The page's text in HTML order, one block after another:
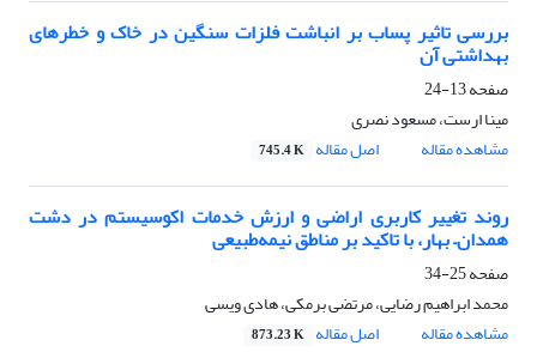
بررسی تاثیر پساب بر انباشت فلزات سنگین در خاک و خطرهای
بهداشتی آن
صفحه13-24
مینا ارست، مسعود نصری
مشاهده مقاله
اصل مقاله 745.4 K
روند تغییر کاربری اراضی و ارزش خدمات اکوسیستم در دشت
همدان– بهار، با تاکید بر مناطق نیمه‌طبیعی
صفحه25-34
محمد ابراهیم رضایی، مرتضی برمکی، هادی ویسی
مشاهده مقاله
اصل مقاله 873.23 K